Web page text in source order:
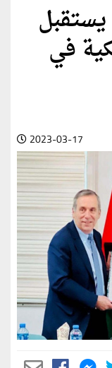
في
2023-03-17